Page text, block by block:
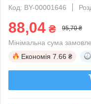
Код: BY-00001646
88,04 ₴ 95,70 ₴
Мінімальна сума
Економія 7.66 ₴